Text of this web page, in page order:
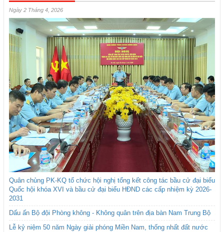
Ngày 2 Tháng 4, 2026
Quân chủng PK-KQ tổ chức hội nghị tổng kết công tác bầu cử đại biểu
Quốc hội khóa XVI và bầu cử đại biểu HĐND các cấp nhiệm kỳ 2026-
2031
Dấu ấn Bộ đội Phòng không - Không quân trên địa bàn Nam Trung Bộ
Lễ kỷ niệm 50 năm Ngày giải phóng Miền Nam, thống nhất đất nước